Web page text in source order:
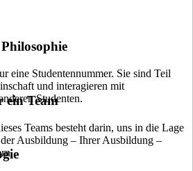
eine Studentennummer. Sie sind Teil
und interagieren mit
Studenten.
ein Team
Teams besteht darin, uns in die Lage
Ausbildung – Ihrer Ausbildung –